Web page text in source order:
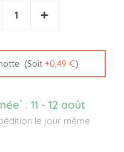
+
(Soit +0,49 €)
* : 11 - 12 août
le jour même